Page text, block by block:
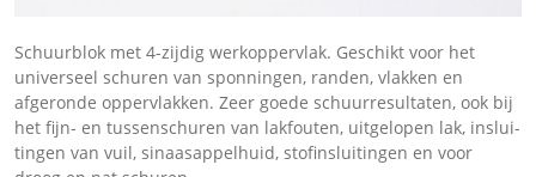
Schuurblok met 4-zijdig werkoppervlak. Geschikt voor het
universeel schuren van sponningen, randen, vlakken en
afgeronde oppervlakken. Zeer goede schuurresultaten, ook bij
het fijn- en tussenschuren van lakfouten, uitgelopen lak, inslui­
tingen van vuil, sinaasappelhuid, stofinsluitingen en voor